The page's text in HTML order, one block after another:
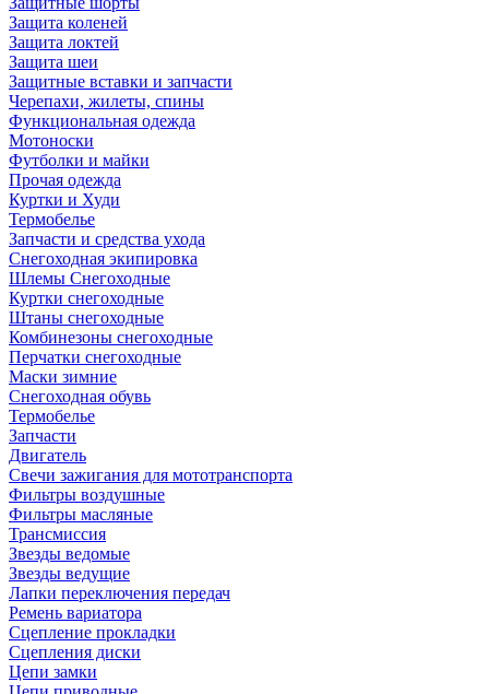
Защита коленей
Защита локтей
Защита шеи
Защитные вставки и запчасти
Черепахи, жилеты, спины
Функциональная одежда
Мотоноски
Футболки и майки
Прочая одежда
Куртки и Худи
Термобелье
Запчасти и средства ухода
Снегоходная экипировка
Шлемы Снегоходные
Куртки снегоходные
Штаны снегоходные
Комбинезоны снегоходные
Перчатки снегоходные
Маски зимние
Снегоходная обувь
Термобелье
Запчасти
Двигатель
Свечи зажигания для мототранспорта
Фильтры воздушные
Фильтры масляные
Трансмиссия
Звезды ведомые
Звезды ведущие
Лапки переключения передач
Ремень вариатора
Сцепление прокладки
Сцепления диски
Цепи замки